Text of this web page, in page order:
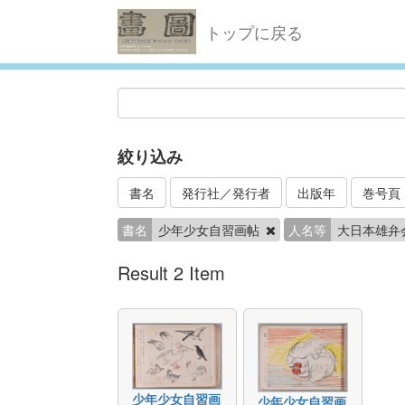
トップに戻る
絞り込み
書名 発行社／発行者 出版年 巻号頁
書名 少年少女自習画帖 人名等 大日本雄
Result 2 Item
少年少女自習画
少年少女自習画